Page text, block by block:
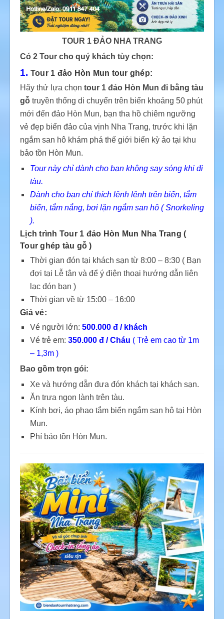
TOUR 1 ĐẢO NHA TRANG
Có 2 Tour cho quý khách tùy chọn:
1. Tour 1 đảo Hòn Mun tour ghép:
Hãy thử lựa chọn tour 1 đảo Hòn Mun đi bằng tàu
gỗ truyền thống di chuyển trên biển khoảng 50 phút
mới đến đảo Hòn Mun, bạn tha hồ chiêm ngưỡng
vẻ đẹp biển đảo của vịnh Nha Trang, trước khi lặn
ngắm san hô khám phá thế giới biển kỳ ảo tại khu
bảo tồn Hòn Mun.
Tour này chỉ dành cho bạn không say sóng khi đi
tàu.
Dành cho bạn chỉ thích lênh lênh trên biển, tắm
biển, tắm nắng, bơi lặn ngắm san hô ( Snorkeling
).
Lịch trình Tour 1 đảo Hòn Mun Nha Trang (
Tour ghép tàu gỗ )
Thời gian đón tại khách sạn từ 8:00 – 8:30 ( Bạn
đợi tại Lễ tân và để ý điện thoại hướng dẫn liên
lạc đón bạn )
Thời gian về từ 15:00 – 16:00
Giá vé:
Vé người lớn: 500.000 đ / khách
Vé trẻ em: 350.000 đ / Cháu ( Trẻ em cao từ 1m
– 1,3m )
Bao gồm trọn gói:
Xe và hướng dẫn đưa đón khách tại khách sạn.
Ăn trưa ngon lành trên tàu.
Kính bơi, áo phao tắm biển ngắm san hô tại Hòn
Mun.
Phí bảo tồn Hòn Mun.